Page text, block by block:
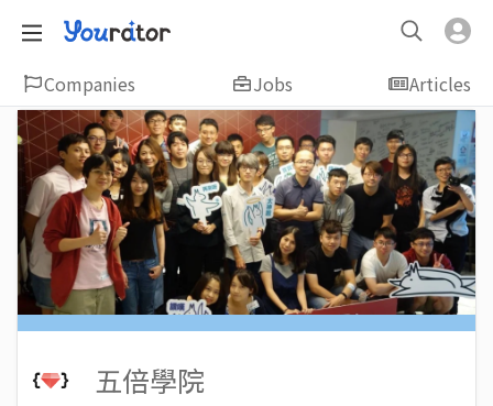
Companies Jobs Articles
五倍學院